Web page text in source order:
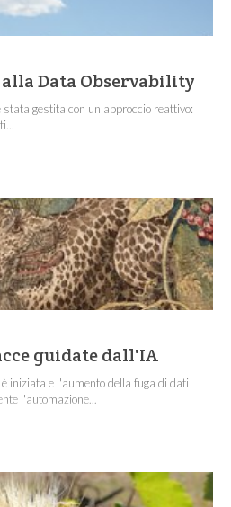
Data Observability
gestita con un approccio reattivo:
guidate dall'IA
iniziata e l'aumento della fuga di dati
l'automazione...